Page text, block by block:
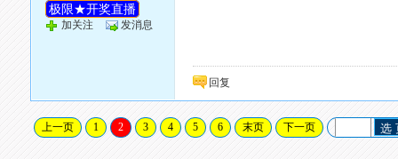
极限★开奖直播
加关注 发消息
回复
上一页 1 2 3 4 5 6 末页 下一页 选